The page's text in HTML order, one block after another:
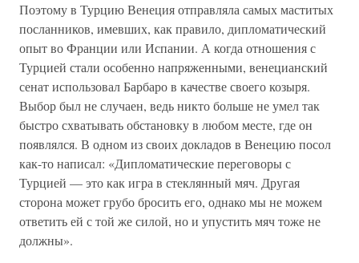
Поэтому в Турцию Венеция отправляла самых маститых
посланников, имевших, как правило, дипломатический
опыт во Франции или Испании. А когда отношения с
Турцией стали особенно напряженными, венецианский
сенат использовал Барбаро в качестве своего козыря.
Выбор был не случаен, ведь никто больше не умел так
быстро схватывать обстановку в любом месте, где он
появлялся. В одном из своих докладов в Венецию посол
как-то написал: «Дипломатические переговоры с
Турцией — это как игра в стеклянный мяч. Другая
сторона может грубо бросить его, однако мы не можем
ответить ей с той же силой, но и упустить мяч тоже не
должны».